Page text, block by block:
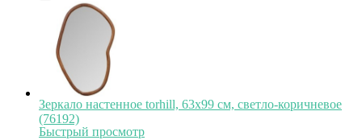
Зеркало настенное torhill, 63х99 см, светло-коричневое
(76192)
Быстрый просмотр